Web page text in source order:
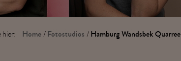
hier: Home/Fotostudios /Hamburg Wandsbek Quarree